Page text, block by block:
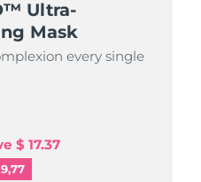
Ultra-
Mask
every single
$ 17.37